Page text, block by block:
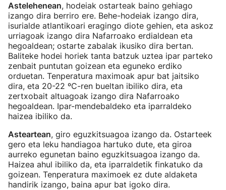
Astelehenean, hodeiak ostarteak baino gehiago
izango dira berriro ere. Behe-hodeiak izango dira,
isurialde atlantikoari eragingo diote gehien, eta askoz
urriagoak izango dira Nafarroako erdialdean eta
hegoaldean; ostarte zabalak ikusiko dira bertan.
Baliteke hodei horiek tanta batzuk uztea ipar parteko
zenbait puntutan goizean eta eguneko erdiko
orduetan. Tenperatura maximoak apur bat jaitsiko
dira, eta 20-22 ºC-ren bueltan ibiliko dira, eta
zertxobait altuagoak izango dira Nafarroako
hegoaldean. Ipar-mendebaldeko eta iparraldeko
haizea ibiliko da.
Asteartean, giro eguzkitsuagoa izango da. Ostarteek
gero eta leku handiagoa hartuko dute, eta giroa
aurreko egunetan baino eguzkitsuagoa izango da.
Haizea ahul ibiliko da, eta iparraldetik finkatuko da
goizean. Tenperatura maximoek ez dute aldaketa
handirik izango, baina apur bat igoko dira.